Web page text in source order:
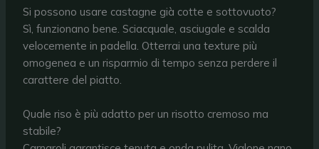
Si possono usare castagne già cotte e sottovuoto?
Sì, funzionano bene. Sciacquale, asciugale e scalda
velocemente in padella. Otterrai una texture più
omogenea e un risparmio di tempo senza perdere il
carattere del piatto.
Quale riso è più adatto per un risotto cremoso ma
stabile?